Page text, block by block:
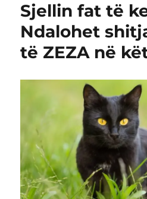
Sjellin fat të
Ndalohet
të ZEZA në